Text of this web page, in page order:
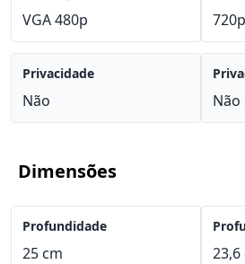
VGA 480p
Privacidade
Não
720p
Não
Dimensões
Profundidade
25 cm 23,6